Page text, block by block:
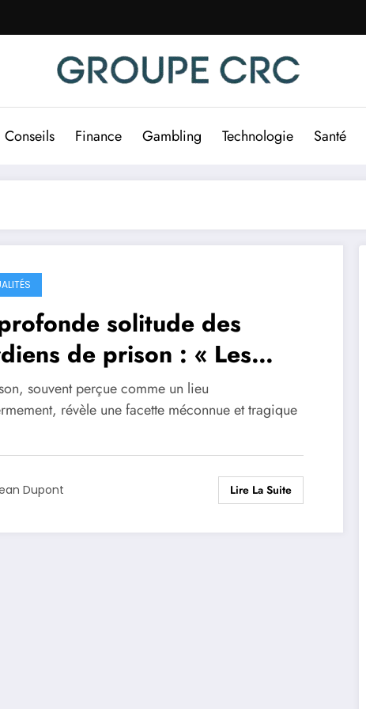
Conseils Finance Gambling Technologie Santé
solitude des
de prison : « Les
ont pris le contrôle
souvent perçue comme un lieu
révèle une facette méconnue et tragique
Dupont Lire La Suite